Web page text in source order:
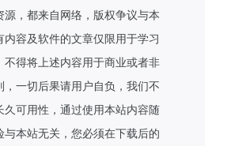
源，都来自网络，版权争议与本
内容及软件的文章仅限用于学习
不得将上述内容用于商业或者非
，一切后果请用户自负，我们不
久可用性，通过使用本站内容随
与本站无关，您必须在下载后的